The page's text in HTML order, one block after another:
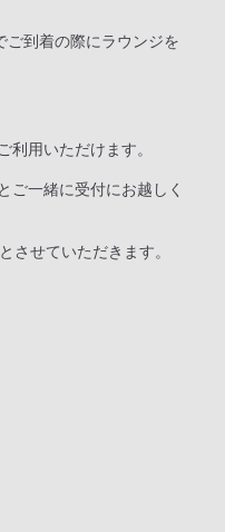
ご到着の際にラウンジを
利用いただけます。
ご一緒に受付にお越しく
させていただきます。